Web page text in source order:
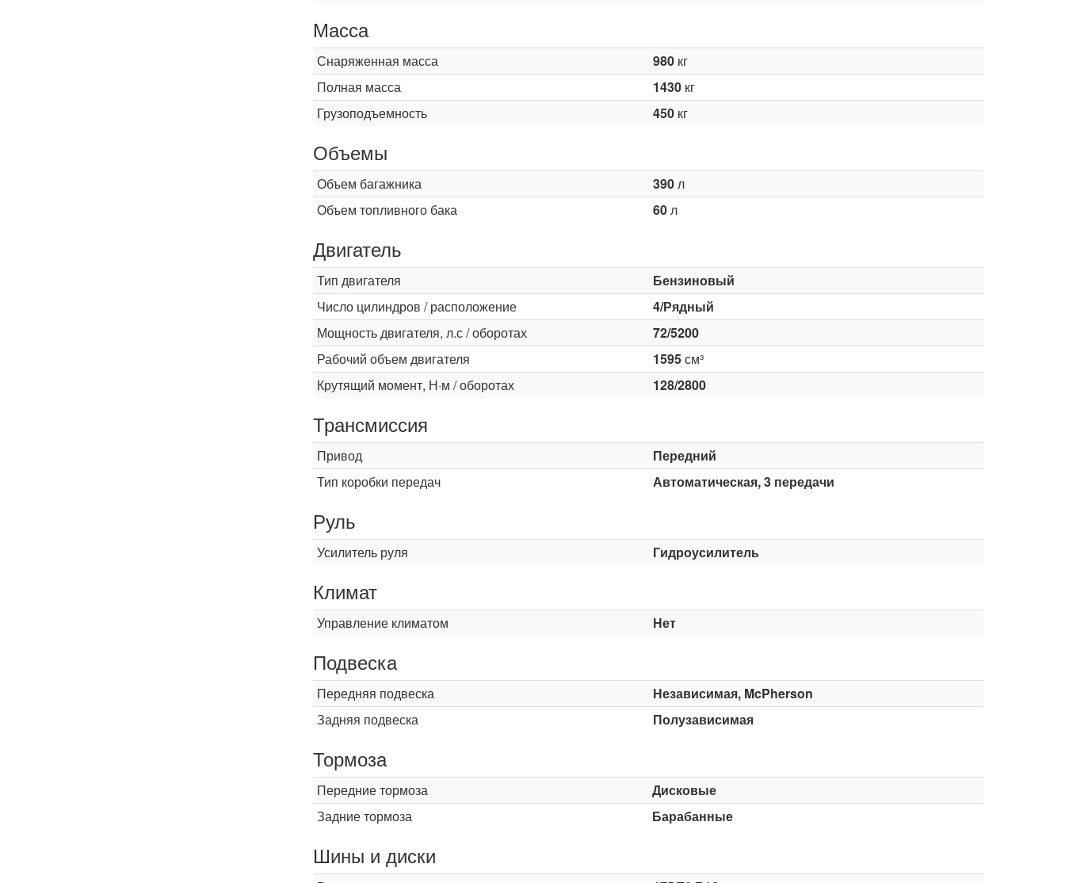
Масса
Снаряженная масса 980кг
Полная масса
1430кг
Грузоподъемность
450кг
Объемы
Объем багажника 390л
Объем топливного бака
60л
Двигатель
Тип двигателя
Бензиновый
Число цилиндров / расположение
4/Рядный
Мощность двигателя, л.с / оборотах
72/5200
Рабочий объем двигателя
1595см³
Крутящий момент, Н·м / оборотах
128/2800
Трансмиссия
Привод
Передний
Тип коробки передач
Автоматическая, 3 передачи
Руль
Усилитель руля Гидроусилитель
Климат
Управление климатом Нет
Подвеска
Передняя подвеска
Независимая, McPherson
Задняя подвеска
Полузависимая
Тормоза
Передние тормоза
Дисковые
Задние тормоза
Барабанные
Шины и диски